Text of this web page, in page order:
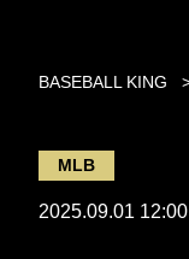
BASEBALL KING
MLB
2025.09.01 12:00